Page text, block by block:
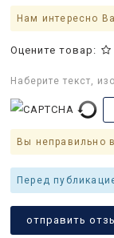
Нам интересно
Оцените товар:
Наберите текст,
Вы неправильно
Перед